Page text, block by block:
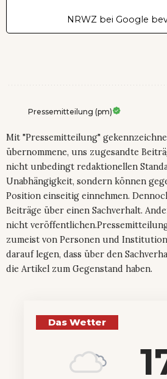
NRWZ bei Google
Pressemitteilung (pm)
Mit "Pressemitteilung"
übernommene, uns zugesandte
nicht unbedingt redaktionellen
Unabhängigkeit, sondern können
Position einseitig einnehmen.
Beiträge über einen Sachverhalt.
nicht
zumeist von Personen und
darauf legen, dass über den
die Artikel zum Gegenstand haben.
Das Wetter